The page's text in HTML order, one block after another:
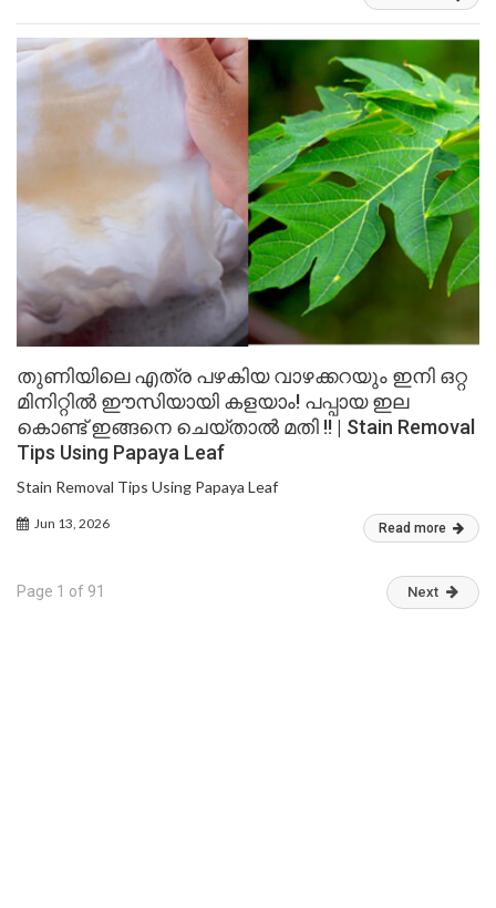
തുണിയിലെ എത്ര പഴകിയ വാഴക്കറയും ഇനി ഒറ്റ
മിനിറ്റിൽ ഈസിയായി കളയാം! പപ്പായ ഇല
കൊണ്ട് ഇങ്ങനെ ചെയ്താൽ മതി !! | Stain Removal
Tips Using Papaya Leaf
Stain Removal Tips Using Papaya Leaf
Jun 13, 2026 Read more
Page 1 of 91 Next